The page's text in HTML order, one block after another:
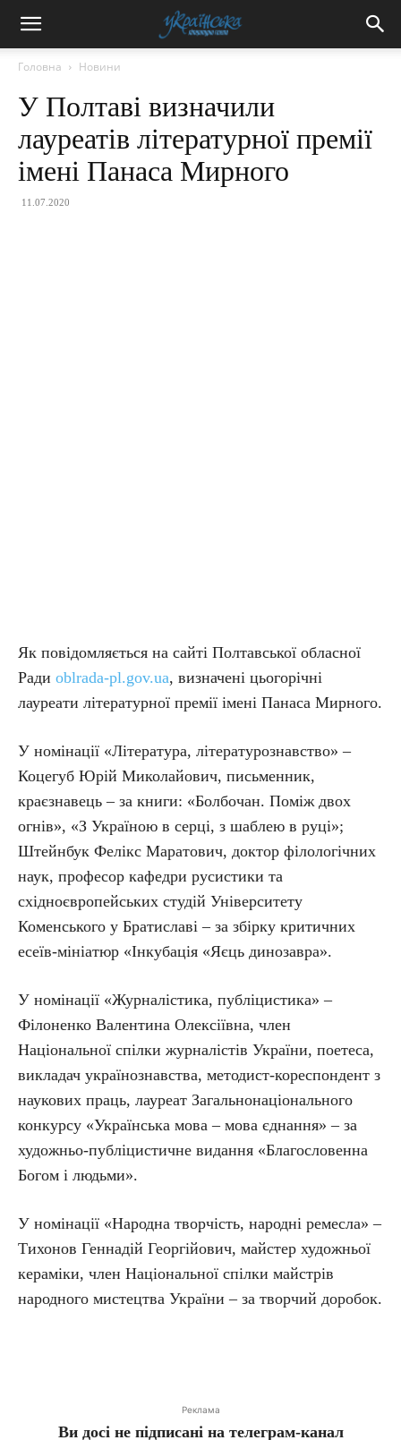
Головна Новини
У Полтаві визначили
лауреатів літературної премії
імені Панаса Мирного
11.07.2020
Як повідомляється на сайті Полтавської обласної
Ради oblrada-pl.gov.ua, визначені цьогорічні
лауреати літературної премії імені Панаса Мирного.
У номінації «Література, літературознавство» –
Коцегуб Юрій Миколайович, письменник,
краєзнавець – за книги: «Болбочан. Поміж двох
огнів», «З Україною в серці, з шаблею в руці»;
Штейнбук Фелікс Маратович, доктор філологічних
наук, професор кафедри русистики та
східноєвропейських студій Університету
Коменського у Братиславі – за збірку критичних
есеїв-мініатюр «Інкубація «Яєць динозавра».
У номінації «Журналістика, публіцистика» –
Філоненко Валентина Олексіївна, член
Національної спілки журналістів України, поетеса,
викладач українознавства, методист-кореспондент з
наукових праць, лауреат Загальнонаціонального
конкурсу «Українська мова – мова єднання» – за
художньо-публіцистичне видання «Благословенна
Богом і людьми».
У номінації «Народна творчість, народні ремесла» –
Тихонов Геннадій Георгійович, майстер художньої
кераміки, член Національної спілки майстрів
народного мистецтва України – за творчий доробок.
Реклама
Ви досі не підписані на телеграм-канал